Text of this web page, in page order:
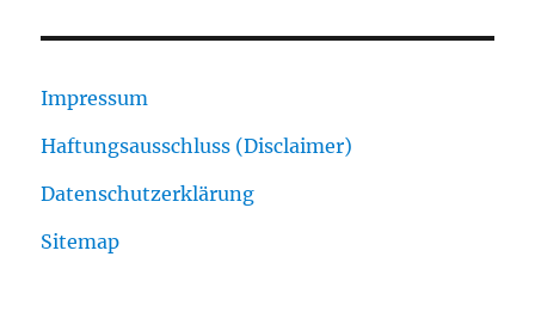
Impressum
Haftungsausschluss (Disclaimer)
Datenschutzerklärung
Sitemap